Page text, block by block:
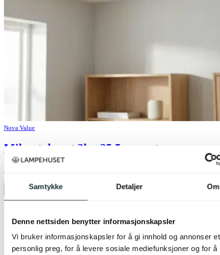
Samtykke Detaljer Om
Denne nettsiden benytter informasjonskapsler
Vi bruker informasjonskapsler for å gi innhold og annonser et
personlig preg, for å levere sosiale mediefunksjoner og for å
Nova Value
Mikes takspot 3lys 35,5cm sort
kr 449,-
Legg til ønskeliste